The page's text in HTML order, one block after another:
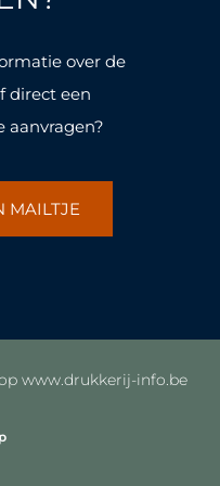
over de
direct een
aanvragen?
MAILTJE
www.drukkerij-info.be